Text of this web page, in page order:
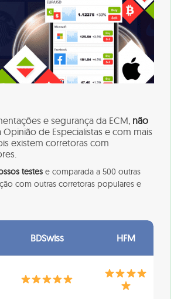
e segurança da ECM, não
de Especialistas e com mais
existem corretoras com
testes e comparada a 500 outras
com outras corretoras populares e
BDSwiss HFM